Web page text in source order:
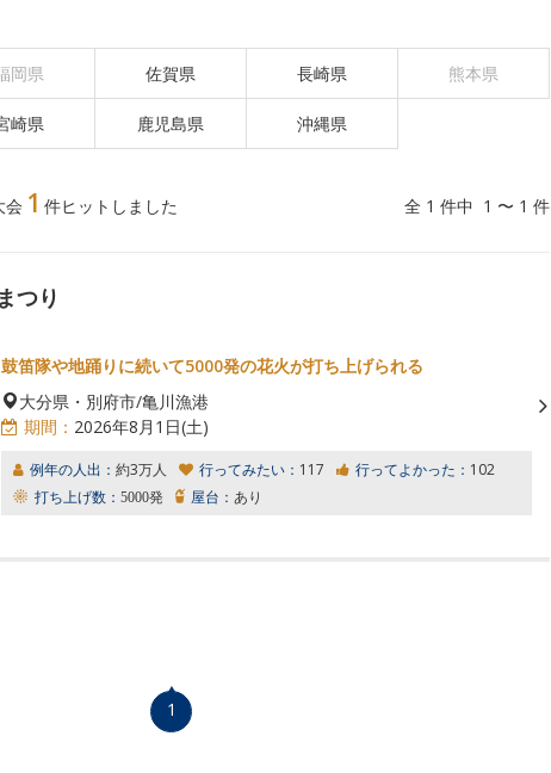
岡県 佐賀県 長崎県 熊本県
崎県 鹿児島県 沖縄県
会 1 件ヒットしました 全 1 件中 1 〜 1 件
つり
鼓笛隊や地踊りに続いて5000発の花火が打ち上げられる
大分県・別府市/亀川漁港
期間： 2026年8月1日(土)
例年の人出： 約3万人 行ってみたい： 117 行ってよかった： 102
打ち上げ数： 5000発 屋台： あり
1